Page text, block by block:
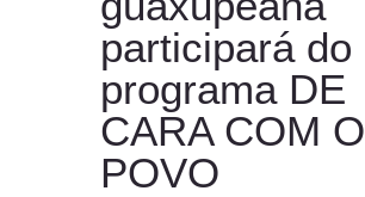
participará do
programa DE
CARA COM O
POVO